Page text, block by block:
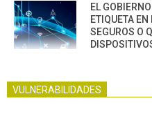
EL
ETIQUETA
SEGUROS O
VULNERABILIDADES